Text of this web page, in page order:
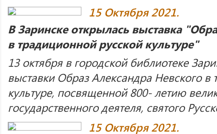
15 Октября 2021.
В Заринске открылась выставка
в традиционной русской культуре"
13 октября в городской библиотеке
выставки Образ Александра Невского в
культуре, посвященной 800- летию
государственного деятеля, святого
15 Октября 2021.